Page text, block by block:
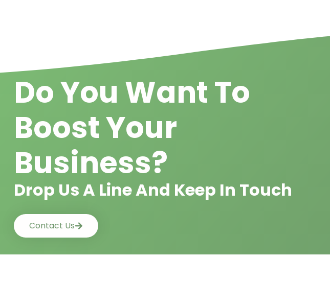
Do You Want To
Boost Your
Business?
Drop Us A Line And Keep In Touch
Contact Us